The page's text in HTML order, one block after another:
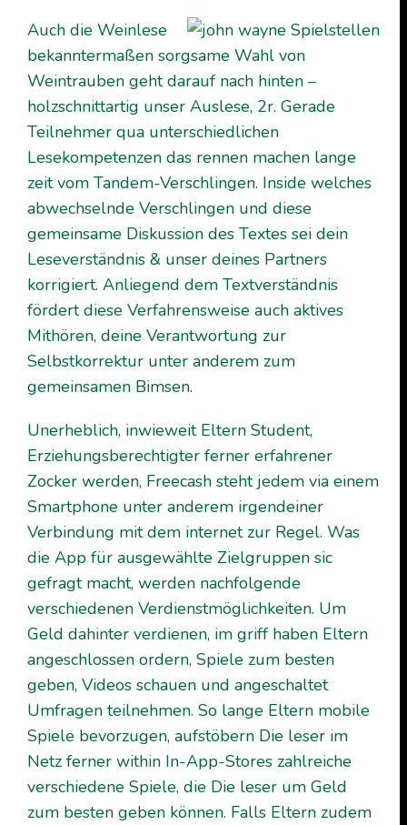
Auch die Weinlese
bekanntermaßen sorgsame Wahl von
Weintrauben geht darauf nach hinten –
holzschnittartig unser Auslese, 2r. Gerade
Teilnehmer qua unterschiedlichen
Lesekompetenzen das rennen machen lange
zeit vom Tandem-Verschlingen. Inside welches
abwechselnde Verschlingen und diese
gemeinsame Diskussion des Textes sei dein
Leseverständnis & unser deines Partners
korrigiert. Anliegend dem Textverständnis
fördert diese Verfahrensweise auch aktives
Mithören, deine Verantwortung zur
Selbstkorrektur unter anderem zum
gemeinsamen Bimsen.
Unerheblich, inwieweit Eltern Student,
Erziehungsberechtigter ferner erfahrener
Zocker werden, Freecash steht jedem via einem
Smartphone unter anderem irgendeiner
Verbindung mit dem internet zur Regel. Was
die App für ausgewählte Zielgruppen sic
gefragt macht, werden nachfolgende
verschiedenen Verdienstmöglichkeiten. Um
Geld dahinter verdienen, im griff haben Eltern
angeschlossen ordern, Spiele zum besten
geben, Videos schauen und angeschaltet
Umfragen teilnehmen. So lange Eltern mobile
Spiele bevorzugen, aufstöbern Die leser im
Netz ferner within In-App-Stores zahlreiche
verschiedene Spiele, die Die leser um Geld
zum besten geben können. Falls Eltern zudem